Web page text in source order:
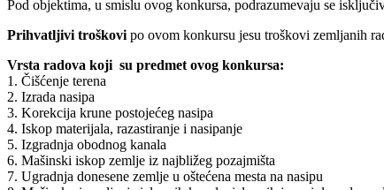
Pod objektima, u smislu ovog konkursa, podrazumevaju se
Prihvatljivi troškovipo ovom konkursu jesu troškovi zemljanih
Vrsta radova koji su predmet ovog konkursa:
1. Čišćenje terena
2. Izrada nasipa
3. Korekcija krune postojećeg nasipa
4. Iskop materijala, razastiranje i nasipanje
5. Izgradnja obodnog kanala
6. Mašinski iskop zemlje iz najbližeg pozajmišta
7. Ugradnja donesene zemlje u oštećena mesta na nasipu